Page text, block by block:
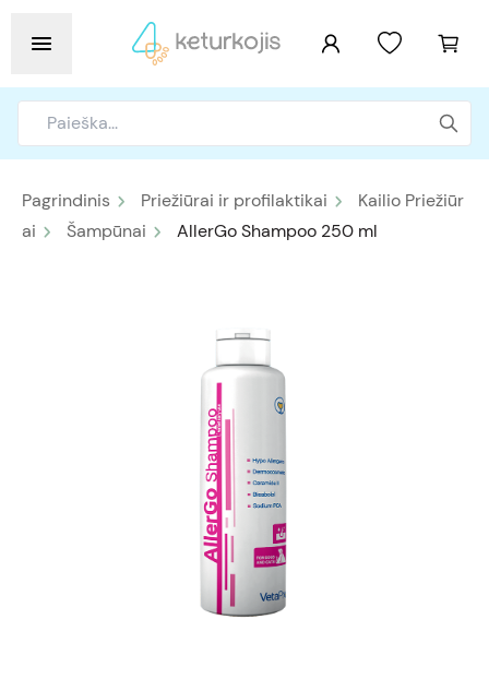
Pagrindinis Priežiūrai ir profilaktikai
Kailio Priežiūr
ai
Šampūnai AllerGo Shampoo 250 ml